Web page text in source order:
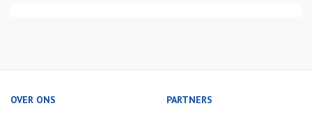
OVER ONS PARTNERS